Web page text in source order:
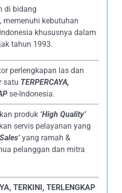
di bidang
memenuhi kebutuhan
khususnya dalam
tahun 1993.
perlengkapan las dan
satu TERPERCAYA,
se-Indonesia.
produk ‘High Quality’
servis pelayanan yang
yang ramah &
pelanggan dan mitra
TERKINI, TERLENGKAP